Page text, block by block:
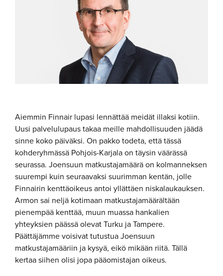
Aiemmin Finnair lupasi lennättää meidät illaksi kotiin.
Uusi palvelulupaus takaa meille mahdollisuuden jäädä
sinne koko päiväksi. On pakko todeta, että tässä
kohderyhmässä Pohjois-Karjala on täysin väärässä
seurassa. Joensuun matkustajamäärä on kolmanneksen
suurempi kuin seuraavaksi suurimman kentän, jolle
Finnairin kenttäoikeus antoi yllättäen niskalaukauksen.
Armon sai neljä kotimaan matkustajamäärältään
pienempää kenttää, muun muassa hankalien
yhteyksien päässä olevat Turku ja Tampere.
Päättäjämme voisivat tutustua Joensuun
matkustajamääriin ja kysyä, eikö mikään riitä. Tällä
kertaa siihen olisi jopa pääomistajan oikeus.